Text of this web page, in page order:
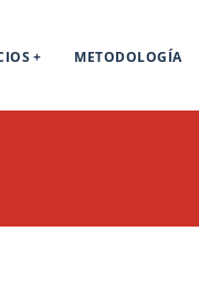
METODOLOGÍA